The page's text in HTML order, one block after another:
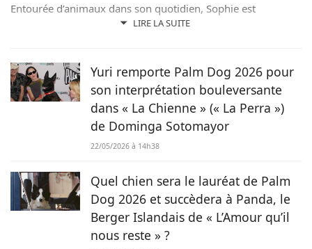
LIRE LA SUITE
Entourée d’animaux dans son quotidien, Sophie est
également passionnée de mots. Son amour pour les
précaire. Maya la croisée Labrador-Border Collie a été
retrouvée errante par la SPA et Hatchi, le chien Arbi, a été
sauvé de Tunisie. À ses yeux, ses 2 chiens, son chat et ses
lapins font partie intégrante de sa vie et de sa famille ! C’est
donc sans hésiter qu’elle a décidé de mettre sa plume au
Yuri remporte Palm Dog 2026 pour
son interprétation bouleversante
dans « La Chienne » (« La Perra »)
de Dominga Sotomayor
22/05/2026 à 14h38
Quel chien sera le lauréat de Palm
Dog 2026 et succèdera à Panda, le
Berger Islandais de « L’Amour qu’il
nous reste » ?